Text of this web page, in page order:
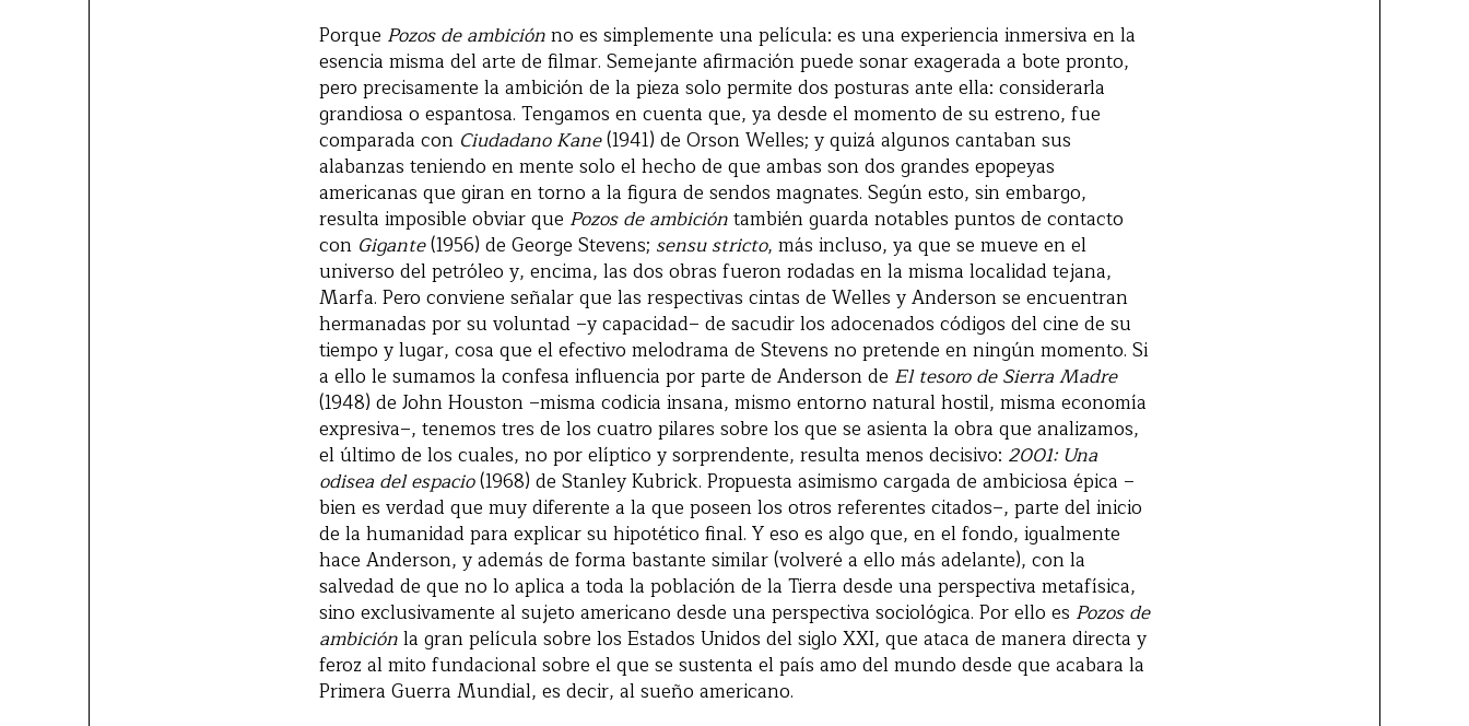
Porque Pozos de ambiciónno es simplemente una película: es una experiencia inmersiva en la
esencia misma del arte de filmar. Semejante afirmación puede sonar exagerada a bote pronto,
pero precisamente la ambición de la pieza solo permite dos posturas ante ella: considerarla
grandiosa o espantosa. Tengamos en cuenta que, ya desde el momento de su estreno, fue
comparada con Ciudadano Kane(1941) de Orson Welles; y quizá algunos cantaban sus
alabanzas teniendo en mente solo el hecho de que ambas son dos grandes epopeyas
americanas que giran en torno a la figura de sendos magnates. Según esto, sin embargo,
resulta imposible obviar que Pozos de ambicióntambién guarda notables puntos de contacto
con Gigante(1956) de George Stevens; sensu stricto, más incluso, ya que se mueve en el
universo del petróleo y, encima, las dos obras fueron rodadas en la misma localidad tejana,
Marfa. Pero conviene señalar que las respectivas cintas de Welles y Anderson se encuentran
hermanadas por su voluntad –y capacidad– de sacudir los adocenados códigos del cine de su
tiempo y lugar, cosa que el efectivo melodrama de Stevens no pretende en ningún momento. Si
a ello le sumamos la confesa influencia por parte de Anderson de El tesoro de Sierra Madre
(1948) de John Houston –misma codicia insana, mismo entorno natural hostil, misma economía
expresiva–, tenemos tres de los cuatro pilares sobre los que se asienta la obra que analizamos,
el último de los cuales, no por elíptico y sorprendente, resulta menos decisivo: 2001: Una
odisea del espacio(1968) de Stanley Kubrick. Propuesta asimismo cargada de ambiciosa épica –
bien es verdad que muy diferente a la que poseen los otros referentes citados–, parte del inicio
de la humanidad para explicar su hipotético final. Y eso es algo que, en el fondo, igualmente
hace Anderson, y además de forma bastante similar (volveré a ello más adelante), con la
salvedad de que no lo aplica a toda la población de la Tierra desde una perspectiva metafísica,
sino exclusivamente al sujeto americano desde una perspectiva sociológica. Por ello es Pozos de
ambiciónla gran película sobre los Estados Unidos del siglo XXI, que ataca de manera directa y
feroz al mito fundacional sobre el que se sustenta el país amo del mundo desde que acabara la
Primera Guerra Mundial, es decir, al sueño americano.